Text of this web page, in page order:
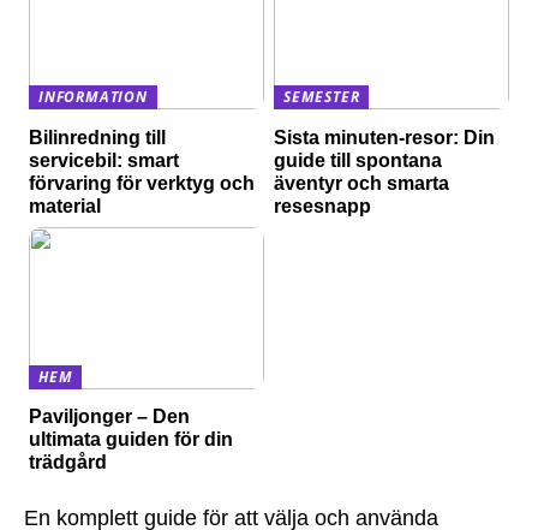
INFORMATION
Bilinredning till
servicebil: smart
förvaring för verktyg och
material
SEMESTER
Sista minuten-resor: Din
guide till spontana
äventyr och smarta
resesnapp
HEM
Paviljonger – Den
ultimata guiden för din
trädgård
En komplett guide för att välja och använda